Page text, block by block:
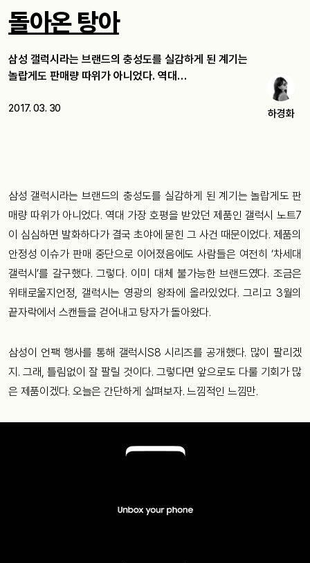
돌아온 탕아
삼성 갤럭시라는 브랜드의 충성도를 실감하게 된 계기는
놀랍게도 판매량 따위가 아니었다. 역대…
2017. 03. 30 하경화
삼성 갤럭시라는 브랜드의 충성도를 실감하게 된 계기는 놀랍게도 판
매량 따위가 아니었다. 역대 가장 호평을 받았던 제품인 갤럭시 노트7
이 심심하면 발화하다가 결국 초야에 묻힌 그 사건 때문이었다. 제품의
안정성 이슈가 판매 중단으로 이어졌음에도 사람들은 여전히 ‘차세대
갤럭시’를 갈구했다. 그렇다. 이미 대체 불가능한 브랜드였다. 조금은
위태로울지언정, 갤럭시는 영광의 왕좌에 올라있었다. 그리고 3월의
끝자락에서 스캔들을 걷어내고 탕자가 돌아왔다.
삼성이 언팩 행사를 통해 갤럭시S8 시리즈를 공개했다. 많이 팔리겠
지. 그래, 틀림없이 잘 팔릴 것이다. 그렇다면 앞으로도 다룰 기회가 많
은 제품이겠다. 오늘은 간단하게 살펴보자. 느낌적인 느낌만.